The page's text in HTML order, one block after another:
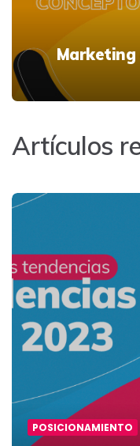
Marketing
Artículos
POSICIONAMIENTO